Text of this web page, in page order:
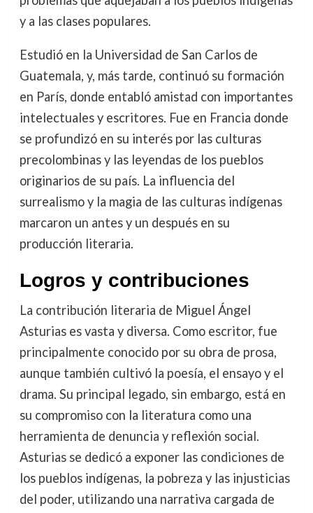
y a las clases populares.
Estudió en la Universidad de San Carlos de
Guatemala, y, más tarde, continuó su formación
en París, donde entabló amistad con importantes
intelectuales y escritores. Fue en Francia donde
se profundizó en su interés por las culturas
precolombinas y las leyendas de los pueblos
originarios de su país. La influencia del
surrealismo y la magia de las culturas indígenas
marcaron un antes y un después en su
producción literaria.
Logros y contribuciones
La contribución literaria de Miguel Ángel
Asturias es vasta y diversa. Como escritor, fue
principalmente conocido por su obra de prosa,
aunque también cultivó la poesía, el ensayo y el
drama. Su principal legado, sin embargo, está en
su compromiso con la literatura como una
herramienta de denuncia y reflexión social.
Asturias se dedicó a exponer las condiciones de
los pueblos indígenas, la pobreza y las injusticias
del poder, utilizando una narrativa cargada de